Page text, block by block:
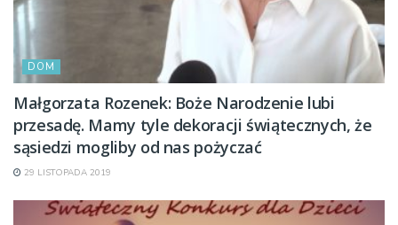
DOM
Małgorzata Rozenek: Boże Narodzenie lubi
przesadę. Mamy tyle dekoracji świątecznych, że
sąsiedzi mogliby od nas pożyczać
29 LISTOPADA 2019